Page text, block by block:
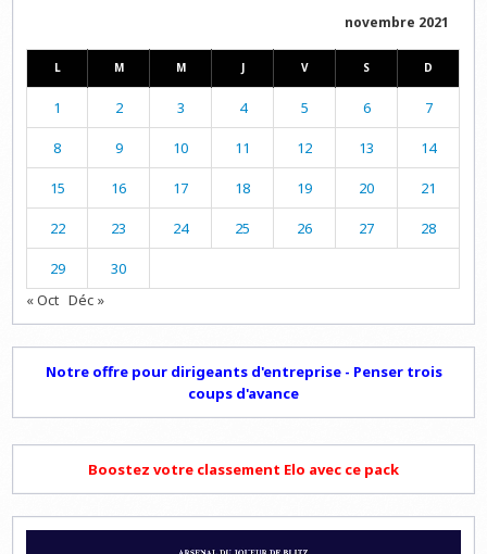
novembre 2021
L M M J V S D
1 2 3 4 5 6 7
8 9 10 11 12 13 14
15 16 17 18 19 20 21
22 23 24 25 26 27 28
29
30
« Oct Déc »
Notre offre pour dirigeants d'entreprise - Penser trois
coups d'avance
Boostez votre classement Elo avec ce pack